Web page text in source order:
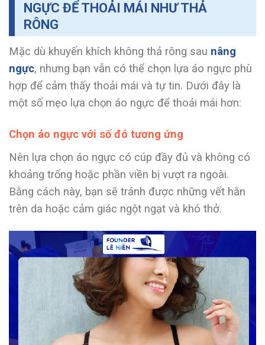
NGỰC ĐỂ THOẢI MÁI NHƯ THẢ
RÔNG
Mặc dù khuyến khích không thả rông sau nâng
ngực, nhưng bạn vẫn có thể chọn lựa áo ngực phù
hợp để cảm thấy thoải mái và tự tin. Dưới đây là
một số mẹo lựa chọn áo ngực để thoải mái hơn:
Chọn áo ngực với số đó tương ứng
Nên lựa chọn áo ngực có cúp đầy đủ và không có
khoảng trống hoặc phần viền bị vượt ra ngoài.
Bằng cách này, bạn sẽ tránh được những vết hằn
trên da hoặc cảm giác ngột ngạt và khó thở.